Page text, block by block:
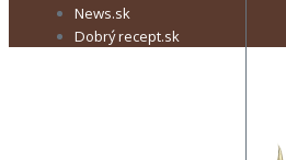
News.sk
Dobrý recept.sk